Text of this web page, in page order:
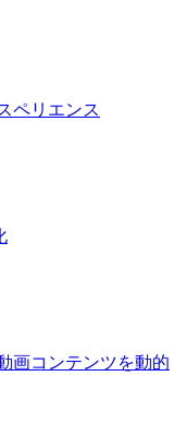
ペリエンス
画コンテンツを動的